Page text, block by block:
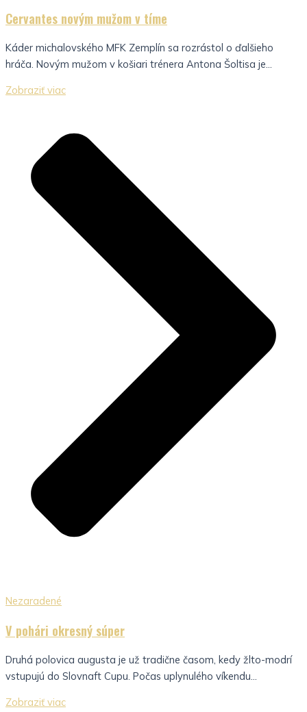
Cervantes novým mužom v tíme
Káder michalovského MFK Zemplín sa rozrástol o ďalšieho
hráča. Novým mužom v košiari trénera Antona Šoltisa je...
Zobraziť viac
Nezaradené
V pohári okresný súper
Druhá polovica augusta je už tradične časom, kedy žlto-modrí
vstupujú do Slovnaft Cupu. Počas uplynulého víkendu...
Zobraziť viac